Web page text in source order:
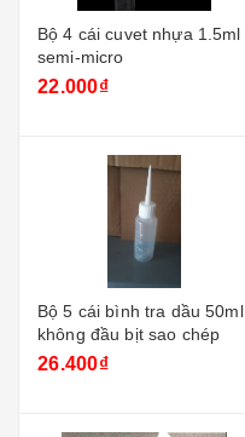
Bộ 4 cái cuvet nhựa 1.5ml
semi-micro
22.000₫
Bộ 5 cái bình tra dầu 50ml
không đầu bịt sao chép
26.400₫